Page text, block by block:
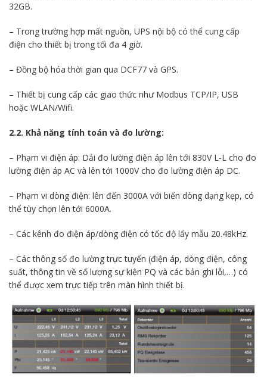
32GB.
– Trong trường hợp mất nguồn, UPS nội bộ có thể cung cấp
điện cho thiết bị trong tối đa 4 giờ.
– Đồng bộ hóa thời gian qua DCF77 và GPS.
– Thiết bị cung cấp các giao thức như Modbus TCP/IP, USB
hoặc WLAN/Wifi.
2.2. Khả năng tính toán và đo lường:
– Phạm vi điện áp: Dải đo lường điện áp lên tới 830V L-L cho đo
lường điện áp AC và lên tới 1000V cho đo lường điện áp DC.
– Phạm vi dòng điện: lên đến 3000A với biến dòng dạng kẹp, có
thể tùy chọn lên tới 6000A.
– Các kênh đo điện áp/dòng điện có tốc độ lấy mẫu 20.48kHz.
– Các thông số đo lường trực tuyến (điện áp, dòng điện, công
suất, thông tin về số lượng sự kiện PQ và các bản ghi lỗi,…) có
thể được xem trực tiếp trên màn hình thiết bị.